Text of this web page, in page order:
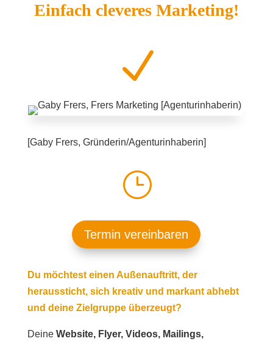
Einfach cleveres Marketing!
N
[Gaby Frers, Gründerin/Agenturinhaberin]
}
Termin vereinbaren
Du möchtest einen Außenauftritt, der
heraussticht, sich kreativ und markant abhebt
und deine Zielgruppe überzeugt?
Deine Website, Flyer, Videos, Mailings,